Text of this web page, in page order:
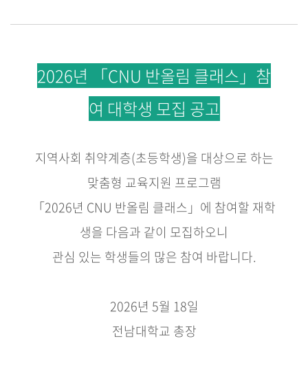
2026년 「CNU 반올림 클래스」참
여 대학생 모집 공고
지역사회 취약계층(초등학생)을 대상으로 하는
맞춤형 교육지원 프로그램
「2026년 CNU 반올림 클래스 」 에 참여할 재학
생을 다음과 같이 모집하오니
관심 있는 학생들의 많은 참여 바랍니다.
2026년 5월 18일
전남대학교 총장